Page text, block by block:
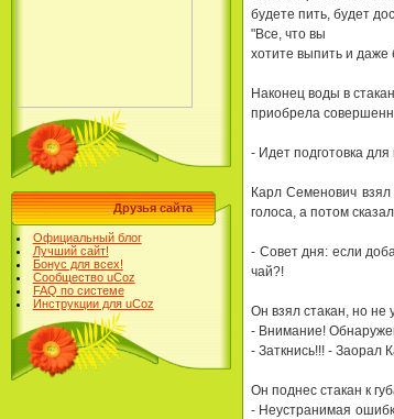
Друзья сайта
Официальный блог
Лучший сайт!
Бонус для всех!
Сообщество uCoz
FAQ по системе
Инструкции для uCoz
бyдете пить, бyдет
"Все, что вы
хотите выпить и даже
Hаконец воды в
пpиобpела
- Идет подготовка
Каpл Семенович
голоса, а потом
- Совет дня: если
чай?!
Он взял стакан, но не
- Внимание!
- Заткнись!!! - Заоpал
Он поднес стакан к
- Hеyстpанимая